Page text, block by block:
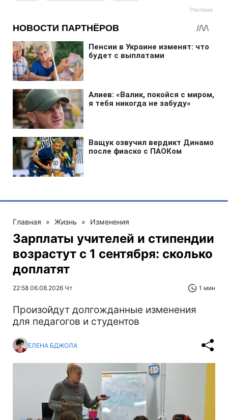
Главная » Жизнь » Изменения
Зарплаты учителей и стипендии
возрастут с 1 сентября: сколько
доплатят
22:58 06.08.2026 Чт 1 мин
Произойдут долгожданные изменения
для педагогов и студентов
ЕЛЕНА БДЖОЛА